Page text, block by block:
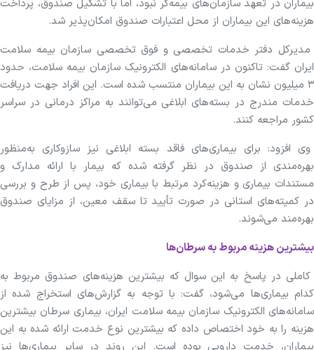
بیماران در تعهد سازمان‌های بیمه‌گر نبود، اما با تشکیل صندوق، پرداخت
هزینه‌های این بیماران از محل اعتبارات صندوق امکان‌پذیر شد.
مدیرکل دفتر خدمات تخصصی و فوق تخصصی سازمان بیمه سلامت
ایران گفت: تاکنون در سامانه‌های الکترونیک سازمان بیمه سلامت، حدود
۳ میلیون نشان به این بیماران منتسب شده است. این افراد جهت دریافت
خدمات مندرج در بسته‌های ابلاغی می‌توانند به مراکز درمانی در سراسر
کشور مراجعه کنند.
وی افزود: برای بیماری‌های فاقد بسته ابلاغی نیز سازوکاری به‌منظور
بهره‌مندی از صندوق در نظر گرفته شده که بیمار با ارائه مدارک و
مستندات بیماری و هزینه‌کرد مرتبط با بیماری خود، پس از طرح و بررسی
در کمیته‌های استانی در صورت تأیید تا سقف معین، از مزایای صندوق
بهره‌مند می‌شوند.
بیشترین هزینه مربوط به سرطان‌ها
کاملی در پاسخ به این سوال که بیشترین هزینه‌های صندوق مربوط به
کدام بیماری‌ها می‌شود، گفت: با توجه به گزارش‌های استخراج شده از
سامانه‌های الکترونیک سازمان بیمه سلامت ایران، بیماری سرطان بیشترین
هزینه را به خود اختصاص داده که بیشترین نوع خدمت ارائه شده به این
بیماران، خدمت دارویی بوده است. این روند در سایر بیماری‌ها نیز